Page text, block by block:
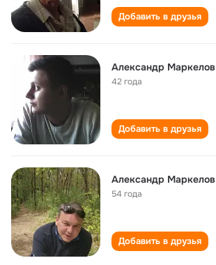
Добавить в друзья
Александр Маркелов
42 года
Добавить в друзья
Александр Маркелов
54 года
Добавить в друзья